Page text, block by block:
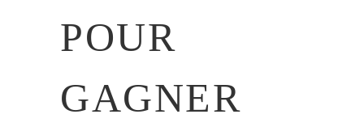
POUR
GAGNER